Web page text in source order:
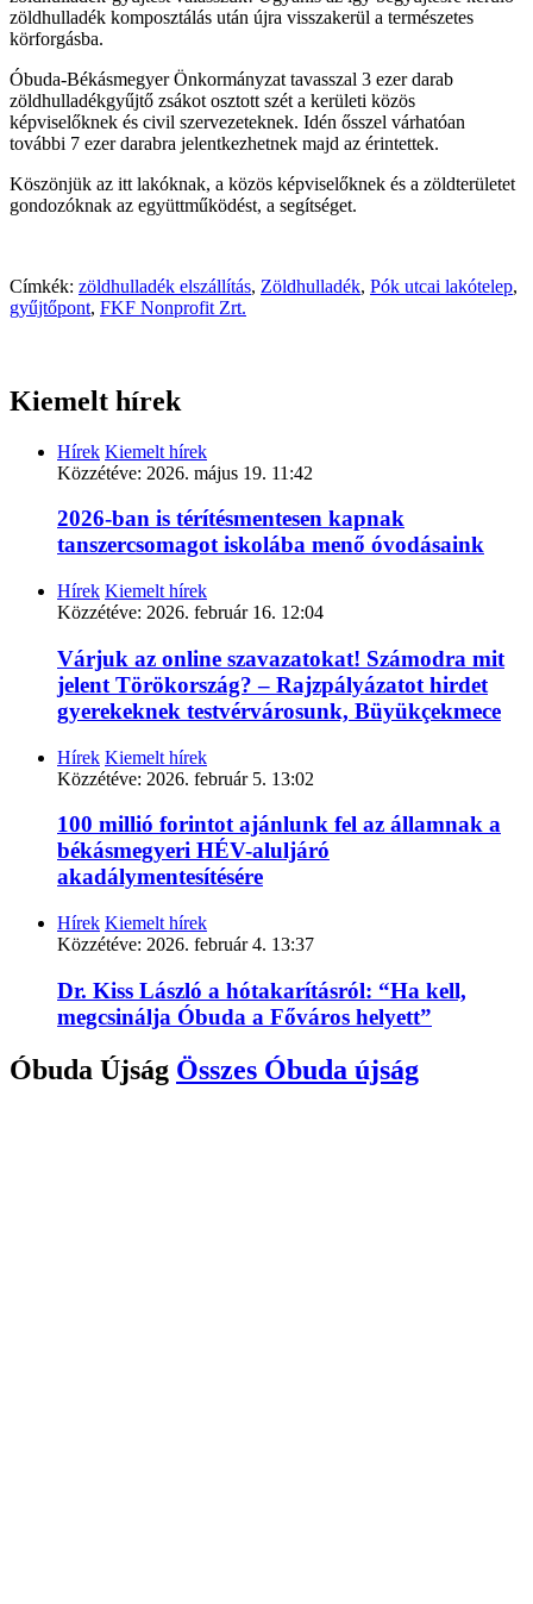
zöldhulladék komposztálás után újra visszakerül a természetes
körforgásba.
Óbuda-Békásmegyer Önkormányzat tavasszal 3 ezer darab
zöldhulladékgyűjtő zsákot osztott szét a kerületi közös
képviselőknek és civil szervezeteknek. Idén ősszel várhatóan
további 7 ezer darabra jelentkezhetnek majd az érintettek.
Köszönjük az itt lakóknak, a közös képviselőknek és a zöldterületet
gondozóknak az együttműködést, a segítséget.
Címkék: zöldhulladék elszállítás, Zöldhulladék, Pók utcai lakótelep,
gyűjtőpont, FKF Nonprofit Zrt.
Kiemelt hírek
Hírek Kiemelt hírek
Közzétéve: 2026. május 19. 11:42
2026-ban is térítésmentesen kapnak
tanszercsomagot iskolába menő óvodásaink
Hírek Kiemelt hírek
Közzétéve: 2026. február 16. 12:04
Várjuk az online szavazatokat! Számodra mit
jelent Törökország? – Rajzpályázatot hirdet
gyerekeknek testvérvárosunk, Büyükçekmece
Hírek Kiemelt hírek
Közzétéve: 2026. február 5. 13:02
100 millió forintot ajánlunk fel az államnak a
békásmegyeri HÉV-aluljáró
akadálymentesítésére
Hírek Kiemelt hírek
Közzétéve: 2026. február 4. 13:37
Dr. Kiss László a hótakarításról: “Ha kell,
megcsinálja Óbuda a Főváros helyett”
Óbuda Újság Összes Óbuda újság